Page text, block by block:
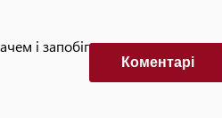
і запобігти автоматизованим
Коментарi